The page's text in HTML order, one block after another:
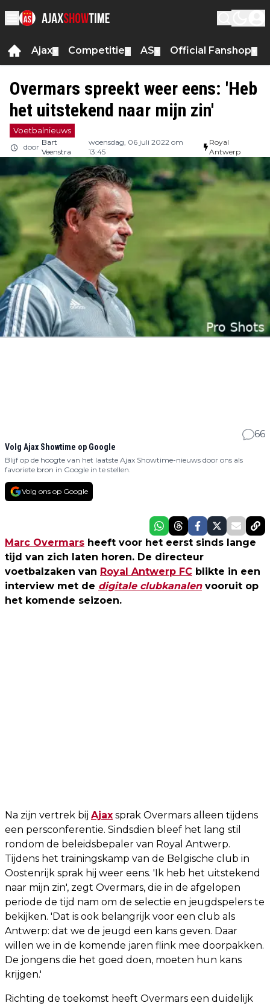
Ajax Competitie AS Official Fanshop
Overmars spreekt weer eens: 'Heb
het uitstekend naar mijn zin'
Voetbalnieuws
door
Bart
Veenstra
woensdag, 06 juli 2022 om
13:45
Royal
Antwerp
66
Volg Ajax Showtime op Google
Blijf op de hoogte van het laatste Ajax Showtime-nieuws door ons als
favoriete bron in Google in te stellen.
Volg ons op Google
Marc Overmars heeft voor het eerst sinds lange
tijd van zich laten horen. De directeur
voetbalzaken van Royal Antwerp FC blikte in een
interview met de digitale clubkanalen vooruit op
het komende seizoen.
Na zijn vertrek bij Ajax sprak Overmars alleen tijdens
een persconferentie. Sindsdien bleef het lang stil
rondom de beleidsbepaler van Royal Antwerp.
Tijdens het trainingskamp van de Belgische club in
Oostenrijk sprak hij weer eens. 'Ik heb het uitstekend
naar mijn zin', zegt Overmars, die in de afgelopen
periode de tijd nam om de selectie en jeugdspelers te
bekijken. 'Dat is ook belangrijk voor een club als
Antwerp: dat we de jeugd een kans geven. Daar
willen we in de komende jaren flink mee doorpakken.
De jongens die het goed doen, moeten hun kans
krijgen.'
Richting de toekomst heeft Overmars een duidelijk